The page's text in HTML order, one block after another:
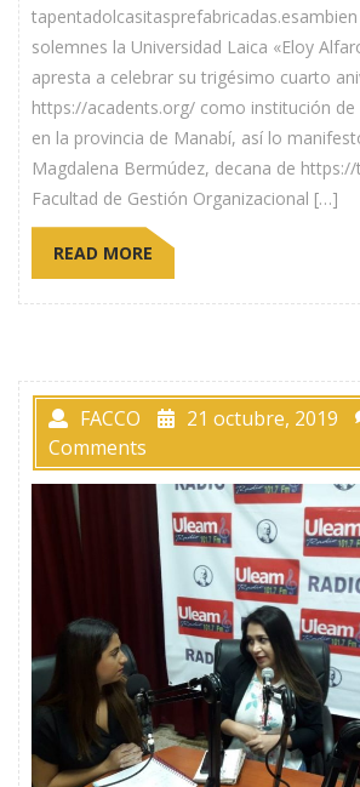
solemnes la Universidad Laica «Eloy
apresta a celebrar su trigésimo cuarto
https://acadents.org/ como institución
en la provincia de Manabí, así lo
Magdalena Bermúdez, decana de
Facultad de Gestión Organizacional […]
READ MORE
FACCO 21 octubre, 2019
Comments